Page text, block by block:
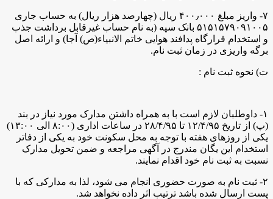
۷- واریز مبلغ ۴۰۰٫۰۰۰ ریال (چهارصد هزار ریال) به حساب جاری
۵۱۵۱۵۷۹۰۹۱۰۰۵ بانک سپه (به نام حساب غیرقابل برداشت جذب
و استخدام قرارگاه پدافند هوایی خاتم الانبیاء(ص) آجا) و ارائه اصل
برگه واریزی در زمان ثبت نام.
ت) نحوه ثبت نام :
۱- داوطلبان لازم است با به همراه داشتن مدارک مورد نیاز در بند
(پ) از تاریخ ۱۲/۴/۹۵ تا ۲۸/۴/۹۵ در ساعات اداری (۸:۰۰ الی ۱۳:۰۰)
یکی از روزهای هفته با توجه به محل سکونت خود به یکی از دفاتر
استخدام این یگان مندرج در آگهی مراجعه و ضمن تحویل مدارک
نسبت به ثبت نام خود اقدام نمایند.
۲- ثبت نام به صورت حضوری انجام می شود، لذا به مدارکی که با
پست ارسال شده باشد ترتیب اثر داده نخواهد شد.